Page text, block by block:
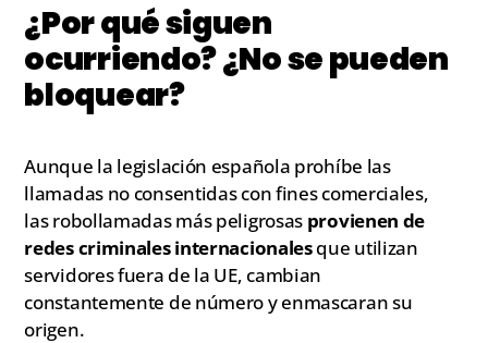
¿Por qué siguen
ocurriendo? ¿No se pueden
bloquear?
Aunque la legislación española prohíbe las
llamadas no consentidas con fines comerciales,
las robollamadas más peligrosas provienen de
redes criminales internacionalesque utilizan
servidores fuera de la UE, cambian
constantemente de número y enmascaran su
origen.